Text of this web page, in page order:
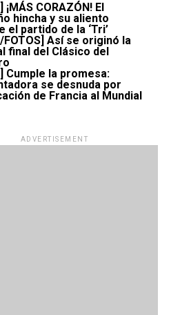
¡MÁS CORAZÓN! El
hincha y su aliento
el partido de la ‘Tri’
FOTOS] Así se originó la
final del Clásico del
Cumple la promesa:
se desnuda por
de Francia al Mundial
ADVERTISEMENT